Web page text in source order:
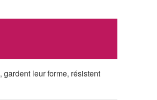
gardent leur forme, résistent